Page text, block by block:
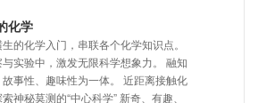
化学
的化学入门，串联各个化学知识点。
实验中，激发无限科学想象力。 融知
事性、趣味性为一体。 近距离接触化
神秘莫测的“中心科学” 新奇、有趣、